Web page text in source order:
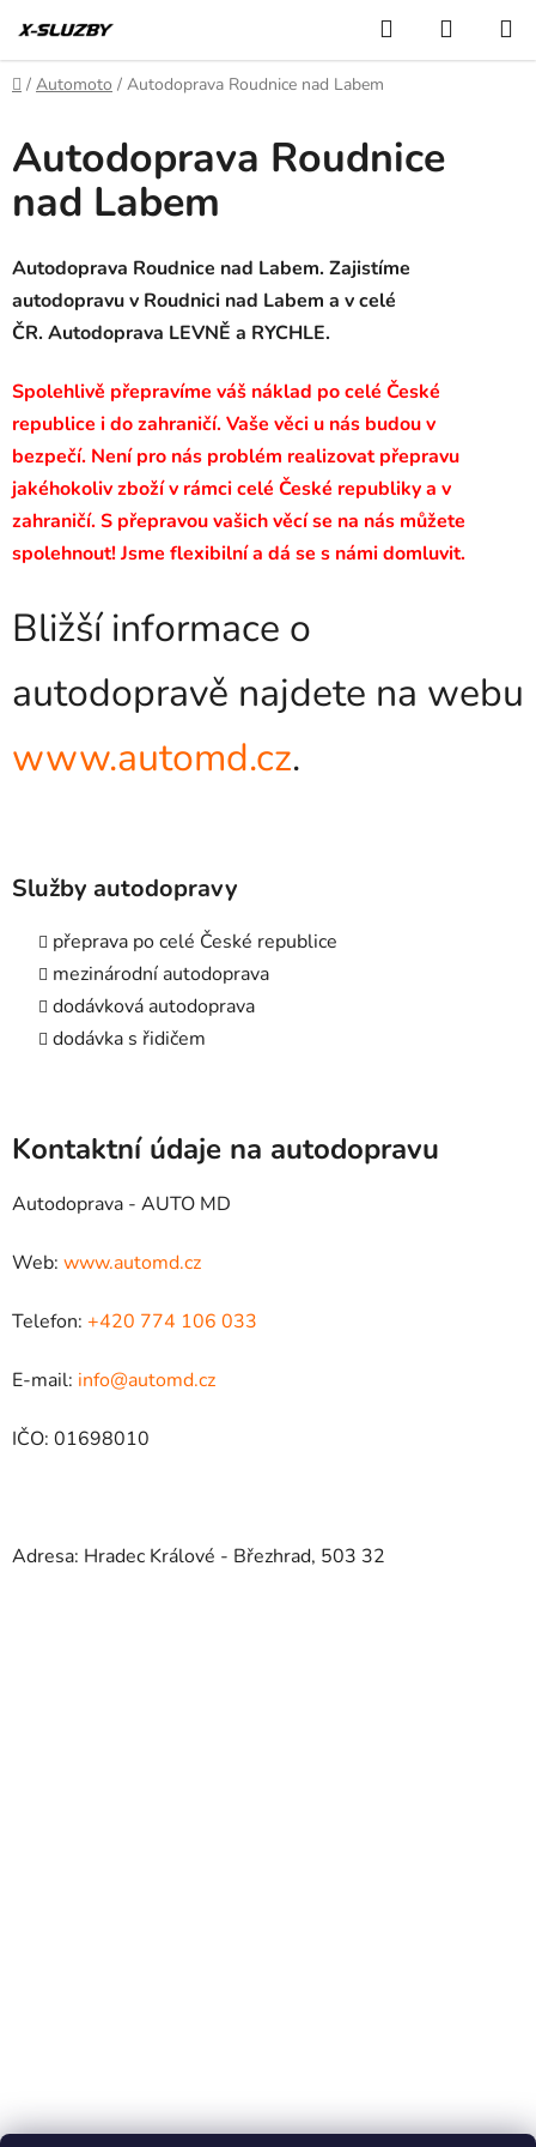
na
obsah
Hledat
KOŠÍK
Domů
/ Automoto / Autodoprava Roudnice nad Labem
Autodoprava Roudnice
nad Labem
Autodoprava Roudnice nad Labem. Zajistíme
autodopravu v Roudnici nad Labem a v celé
ČR. Autodoprava LEVNĚ a RYCHLE.
Spolehlivě přepravíme váš náklad po celé České
republice i do zahraničí. Vaše věci u nás budou v
bezpečí. Není pro nás problém realizovat přepravu
jakéhokoliv zboží v rámci celé České republiky a v
zahraničí. S přepravou vašich věcí se na nás můžete
spolehnout! Jsme flexibilní a dá se s námi domluvit.
Bližší informace o
autodopravě najdete na webu
www.automd.cz.
Služby autodopravy
přeprava po celé České republice
mezinárodní autodoprava
dodávková autodoprava
dodávka s řidičem
Kontaktní údaje na autodopravu
Autodoprava - AUTO MD
Web: www.automd.cz
Telefon: +420 774 106 033
E-mail: info@automd.cz
IČO: 01698010
Adresa: Hradec Králové - Březhrad, 503 32